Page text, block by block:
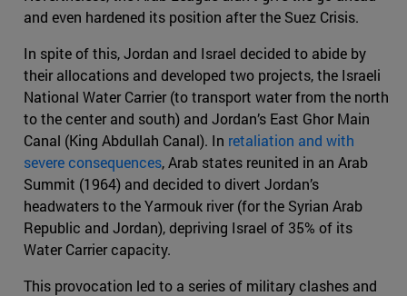
and even hardened its position after the Suez Crisis.
In spite of this, Jordan and Israel decided to abide by
their allocations and developed two projects, the Israeli
National Water Carrier (to transport water from the north
to the center and south) and Jordan’s East Ghor Main
Canal (King Abdullah Canal). In retaliation and with
severe consequences, Arab states reunited in an Arab
Summit (1964) and decided to divert Jordan’s
headwaters to the Yarmouk river (for the Syrian Arab
Republic and Jordan), depriving Israel of 35% of its
Water Carrier capacity.
This provocation led to a series of military clashes and